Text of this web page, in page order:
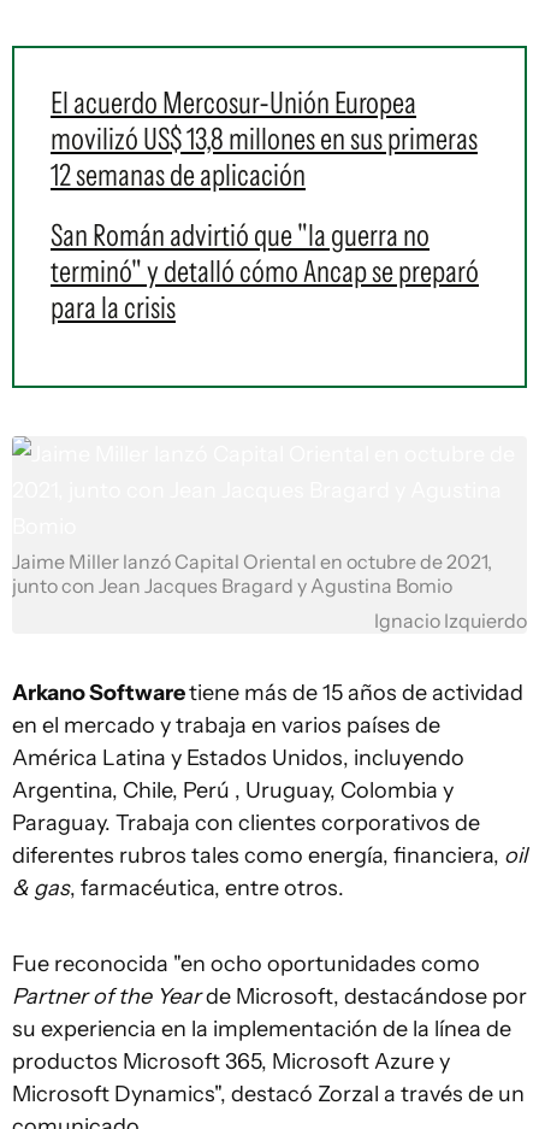
El acuerdo Mercosur-Unión Europea
movilizó US$ 13,8 millones en sus primeras
12 semanas de aplicación
San Román advirtió que "la guerra no
terminó" y detalló cómo Ancap se preparó
para la crisis
Jaime Miller lanzó Capital Oriental en octubre de 2021,
junto con Jean Jacques Bragard y Agustina Bomio
Ignacio Izquierdo
Arkano Softwaretiene más de 15 años de actividad
en el mercado y trabaja en varios países de
América Latina y Estados Unidos, incluyendo
Argentina, Chile, Perú , Uruguay, Colombia y
Paraguay. Trabaja con clientes corporativos de
diferentes rubros tales como energía, financiera, oil
& gas, farmacéutica, entre otros.
Fue reconocida "en ocho oportunidades como
Partner of the Yearde Microsoft, destacándose por
su experiencia en la implementación de la línea de
productos Microsoft 365, Microsoft Azure y
Microsoft Dynamics", destacó Zorzal a través de un